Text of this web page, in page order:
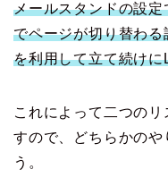
メールスタンドの設
でページが切り替わ
を利用して立て続け
これによって二つの
すので、どちらかのや
う。